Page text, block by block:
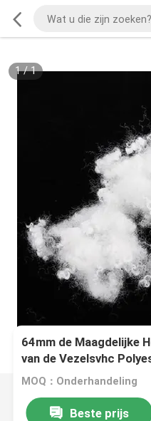
1/1
64mm de Maagdelijke
van de Vezelsvhc
MOQ：Onderhandeling
Beste prijs